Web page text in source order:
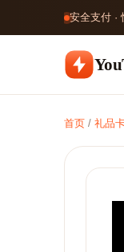
安全支付 ·
首页 / 礼品